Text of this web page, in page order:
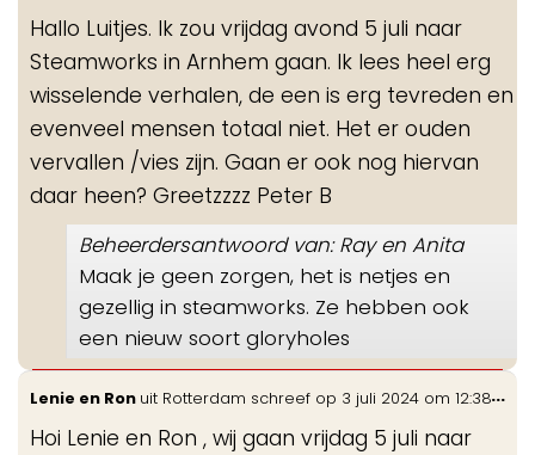
Hallo Luitjes. Ik zou vrijdag avond 5 juli naar
Steamworks in Arnhem gaan. Ik lees heel erg
wisselende verhalen, de een is erg tevreden en
evenveel mensen totaal niet. Het er ouden
vervallen /vies zijn. Gaan er ook nog hiervan
daar heen? Greetzzzz Peter B
Beheerdersantwoord van: Ray en Anita
Maak je geen zorgen, het is netjes en
gezellig in steamworks. Ze hebben ook
een nieuw soort gloryholes
Lenie en Ron uit Rotterdam schreef op 3 juli 2024 om 12:38
Hoi Lenie en Ron , wij gaan vrijdag 5 juli naar
...